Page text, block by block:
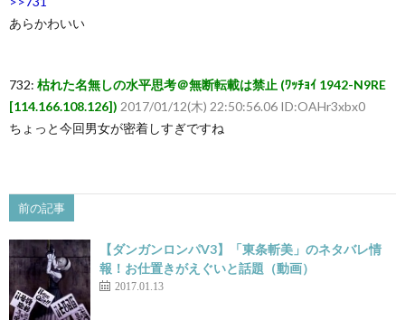
あらかわいい
732: 枯れた名無しの水平思考＠無断転載は禁止 (ﾜｯﾁｮｲ 1942-N9RE
[114.166.108.126]) 2017/01/12(木) 22:50:56.06 ID:OAHr3xbx0
ちょっと今回男女が密着しすぎですね
前の記事
【ダンガンロンパV3】「東条斬美」のネタバレ情
報！お仕置きがえぐいと話題（動画）
2017.01.13